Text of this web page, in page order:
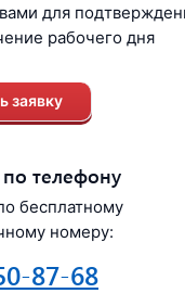
для
рабочего дня
заявку
по телефону
бесплатному
номеру:
87-68